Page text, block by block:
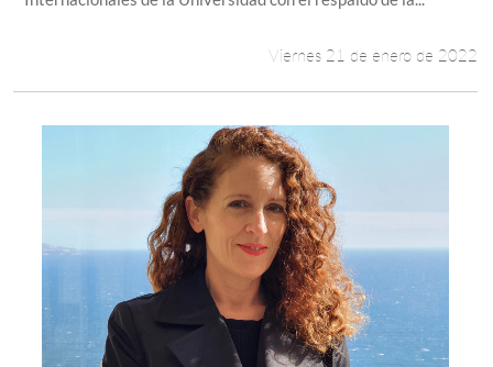
Viernes 21 de enero de 2022